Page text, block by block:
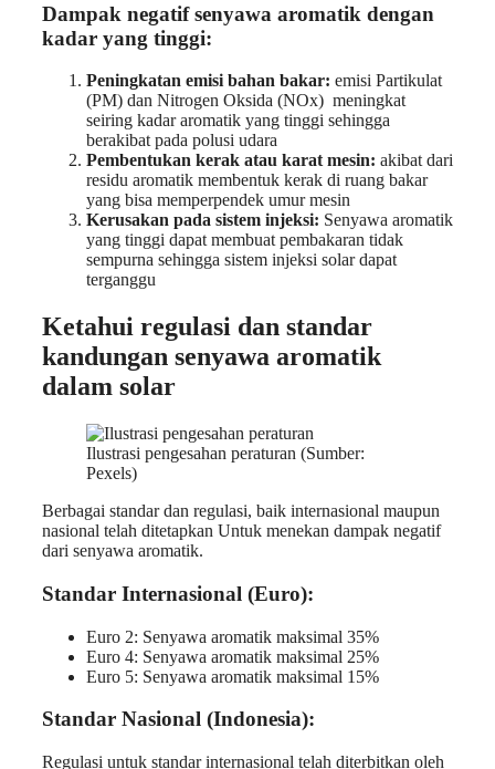
Dampak negatif senyawa aromatik dengan
kadar yang tinggi:
Peningkatan emisi bahan bakar: emisi Partikulat
(PM) dan Nitrogen Oksida (NOx) meningkat
seiring kadar aromatik yang tinggi sehingga
berakibat pada polusi udara
Pembentukan kerak atau karat mesin: akibat dari
residu aromatik membentuk kerak di ruang bakar
yang bisa memperpendek umur mesin
Kerusakan pada sistem injeksi: Senyawa aromatik
yang tinggi dapat membuat pembakaran tidak
sempurna sehingga sistem injeksi solar dapat
terganggu
Ketahui regulasi dan standar
kandungan senyawa aromatik
dalam solar
Ilustrasi pengesahan peraturan (Sumber:
Pexels)
Berbagai standar dan regulasi, baik internasional maupun
nasional telah ditetapkan Untuk menekan dampak negatif
dari senyawa aromatik.
Standar Internasional (Euro):
Euro 2: Senyawa aromatik maksimal 35%
Euro 4: Senyawa aromatik maksimal 25%
Euro 5: Senyawa aromatik maksimal 15%
Standar Nasional (Indonesia):
Regulasi untuk standar internasional telah diterbitkan oleh